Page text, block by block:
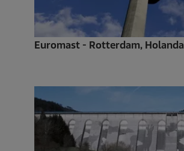
Euromast - Rotterdam, Holanda